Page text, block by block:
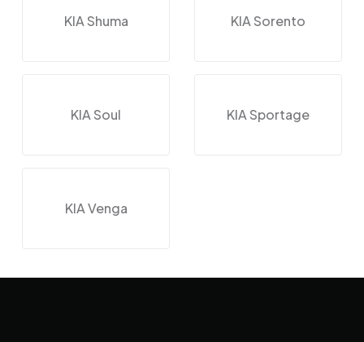
KIA Shuma KIA Sorento
KIA Soul KIA Sportage
KIA Venga